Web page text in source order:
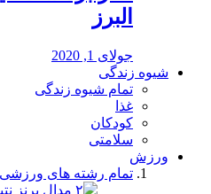
البرز
جولای 1, 2020
شیوه زندگی
تمام شیوه زندگی
غذا
کودکان
سلامتی
ورزش
تمام رشته های ورزشی